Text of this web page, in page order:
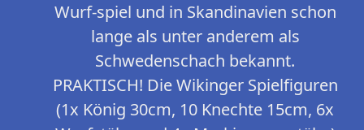
Wurf-spiel und in Skandinavien schon
lange als unter anderem als
Schwedenschach bekannt.
PRAKTISCH! Die Wikinger Spielfiguren
(1x König 30cm, 10 Knechte 15cm, 6x